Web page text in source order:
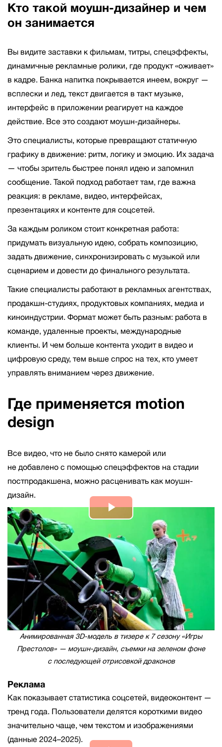
Кто такой моушн-дизайнер и чем
он занимается
Вы видите заставки к фильмам, титры, спецэффекты,
динамичные рекламные ролики, где продукт «оживает»
в кадре. Банка напитка покрывается инеем, вокруг —
всплески и лед, текст двигается в такт музыке,
интерфейс в приложении реагирует на каждое
действие. Все это создают моушн-дизайнеры.
Это специалисты, которые превращают статичную
графику в движение: ритм, логику и эмоцию. Их задача
— чтобы зритель быстрее понял идею и запомнил
сообщение. Такой подход работает там, где важна
реакция: в рекламе, видео, интерфейсах,
презентациях и контенте для соцсетей.
За каждым роликом стоит конкретная работа:
придумать визуальную идею, собрать композицию,
задать движение, синхронизировать с музыкой или
сценарием и довести до финального результата.
Такие специалисты работают в рекламных агентствах,
продакшн-студиях, продуктовых компаниях, медиа и
киноиндустрии. Формат может быть разным: работа в
команде, удаленные проекты, международные
клиенты. И чем больше контента уходит в видео и
цифровую среду, тем выше спрос на тех, кто умеет
управлять вниманием через движение.
Где применяется motion
design
Все видео, что не было снято камерой или
не добавлено с помощью спецэффектов на стадии
постпродакшена, можно расценивать как моушн-
дизайн.
Play
Video
Анимированная 3D-модель в тизере к 7 сезону «Игры
Престолов» — моушн-дизайн, съемки на зеленом фоне
с последующей отрисовкой драконов
Реклама
Как показывает статистика соцсетей, видеоконтент —
тренд года. Пользователи делятся короткими видео
значительно чаще, чем текстом и изображениями
(данные 2024–2025).